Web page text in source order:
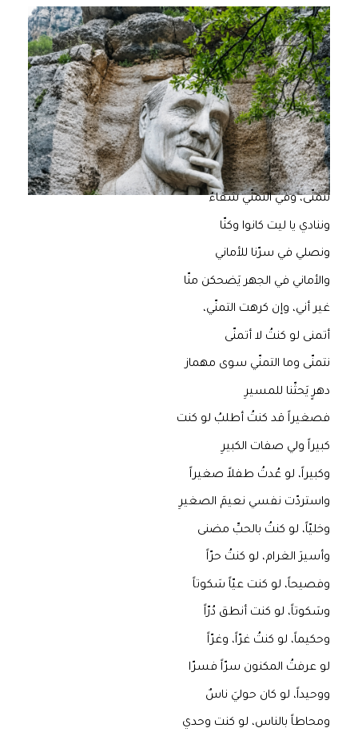
نتمنّى، وفي التمنّي شقاءٌ
وننادي يا ليت كانوا وكنّا
ونصلي في سرّنا للأماني
والأماني في الجهر يَضحكن منّا
غير أني، وإن كرهت التمنّي،
أتمنى لو كنتُ لا أتمنّى
نتمنّى وما التمنّي سوى مهماز
دهرٍ يَحثّنا للمسيرِ
فصغيراً قد كنتُ أطلبُ لو كنت
كبيراً ولي صفات الكبيرِ
وكبيراً، لو عُدتُ طفلاً صغيراً
واستردّت نفسي نعيمَ الصغيرِ
وخليّاً، لو كنتُ بالحبِّ مضنى
وأسيرَ الغرام، لو كنتُ حرّاً
وفصيحاً، لو كنت عيّاً سَكوتاً
وسَكوتاً، لو كنت أنطق دُرّاً
وحكيماً، لو كنتُ غرّاً، وغرّاً
لو عرفتُ المكنون سرّاً فسرّا
ووحيداً، لو كان حوليَ ناسٌ
ومحاطاً بالناس، لو كنت وحدي